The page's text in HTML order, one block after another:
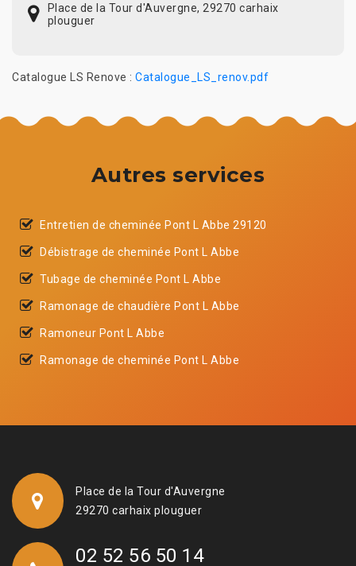
Place de la Tour d'Auvergne, 29270 carhaix
plouguer
Catalogue LS Renove : Catalogue_LS_renov.pdf
Autres services
Entretien de cheminée Pont L Abbe 29120
Débistrage de cheminée Pont L Abbe
Tubage de cheminée Pont L Abbe
Ramonage de chaudière Pont L Abbe
Ramoneur Pont L Abbe
Ramonage de cheminée Pont L Abbe
Place de la Tour d'Auvergne
29270 carhaix plouguer
02 52 56 50 14